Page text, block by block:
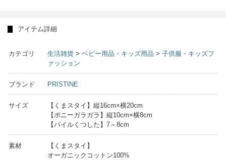
アイテム詳細
カテゴリ 生活雑貨 > ベビー用品・キッズ用品 > 子供服・キッズフ
ァッション
ブランド PRISTINE
サイズ
【くまスタイ】縦16cm×横20cm
【ポニーガラガラ】縦10cm×横8cm
【パイルくつした】7～8cm
素材
【くまスタイ】
オーガニックコットン100%